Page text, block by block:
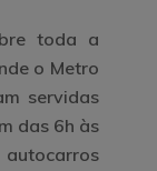
toda a
o Metro
servidas
das 6h às